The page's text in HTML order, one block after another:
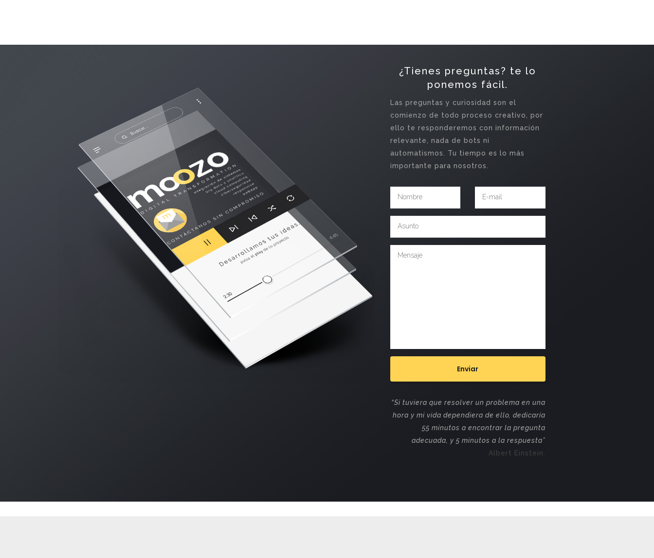
¿Tienes preguntas? te lo
ponemos fácil.
Las preguntas y curiosidad son el
comienzo de todo proceso creativo, por
ello te responderemos con información
relevante, nada de bots ni
automatismos. Tu tiempo es lo más
importante para nosotros.
“Si tuviera que resolver un problema en una
hora y mi vida dependiera de ello, dedicaría
55 minutos a encontrar la pregunta
adecuada, y 5 minutos a la respuesta”
Albert Einstein.